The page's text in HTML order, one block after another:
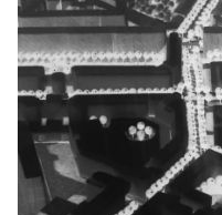
a
g
e
d
e
o